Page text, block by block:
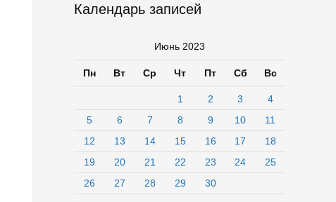
Календарь записей
Июнь 2023
Пн Вт Ср Чт Пт Сб Вс
1 2 3
4
5
6 7 8 9 10
11
12
13 14 15 16 17
18
19
20 21 22 23 24
25
26
27 28 29 30